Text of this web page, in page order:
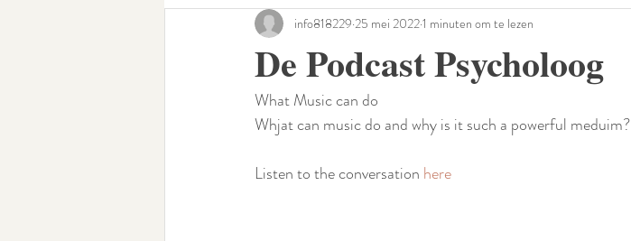
De Podcast Psycholoog
info818229 25 mei 20221 minuten om te lezen
What Music can do
Whjat can music do and why is it such a powerful meduim?
Listen to the conversation here